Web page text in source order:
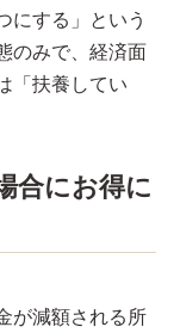
にする」という
のみで、経済面
「扶養してい
合にお得に
が減額される所